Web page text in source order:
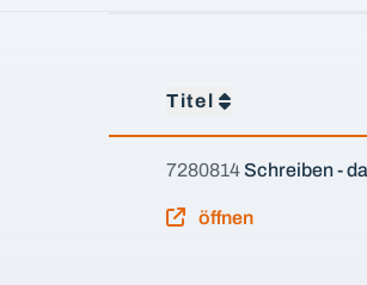
Titel
7280814Schreiben -
öffnen